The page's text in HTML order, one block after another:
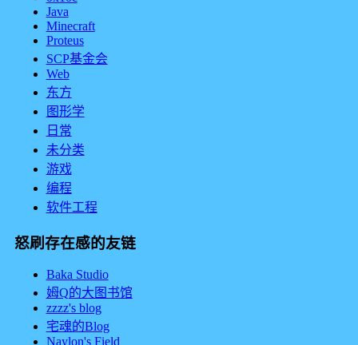
Java
Minecraft
Proteus
SCP基金会
Web
东方
图形学
日常
未分类
游戏
编程
软件工程
怒刷存在感的友链
Baka Studio
姆Q的大图书馆
zzzz's blog
宅魂的Blog
Naylon's Field